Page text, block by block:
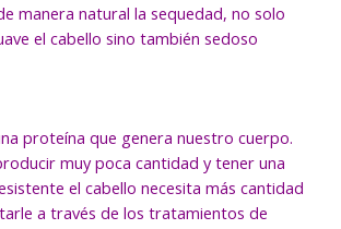
manera natural la sequedad, no solo
el cabello sino también sedoso
proteína que genera nuestro cuerpo.
muy poca cantidad y tener una
el cabello necesita más cantidad
a través de los tratamientos de